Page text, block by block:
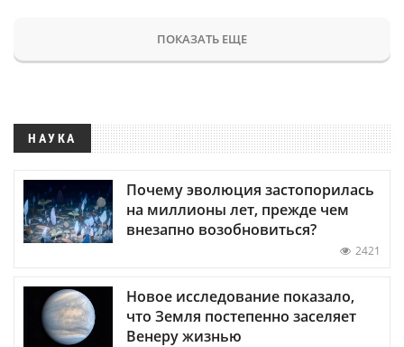
ПОКАЗАТЬ ЕЩЕ
НАУКА
Почему эволюция застопорилась
на миллионы лет, прежде чем
внезапно возобновиться?
2421
Новое исследование показало,
что Земля постепенно заселяет
Венеру жизнью